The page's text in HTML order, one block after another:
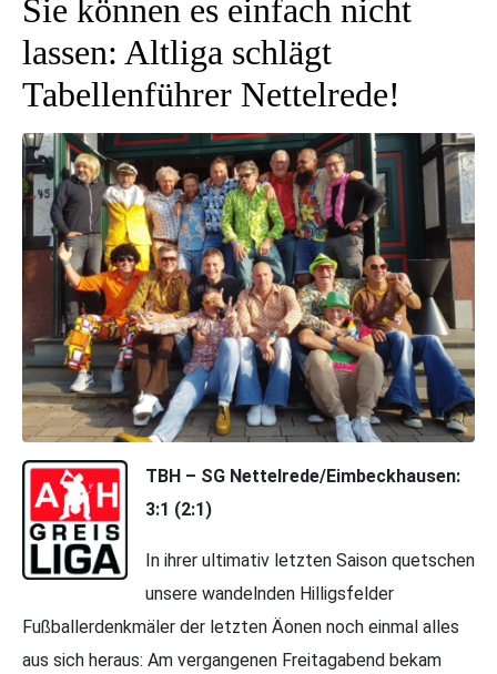
Sie können es einfach nicht
lassen: Altliga schlägt
Tabellenführer Nettelrede!
TBH – SG Nettelrede/Eimbeckhausen:
3:1 (2:1)
In ihrer ultimativ letzten Saison quetschen
unsere wandelnden Hilligsfelder
Fußballerdenkmäler der letzten Äonen noch einmal alles
aus sich heraus: Am vergangenen Freitagabend bekam